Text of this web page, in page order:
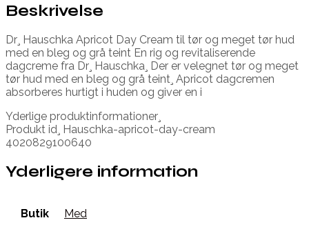
Beskrivelse
Dr¸ Hauschka Apricot Day Cream til tør og meget tør hud
med en bleg og grå teint En rig og revitaliserende
dagcreme fra Dr¸ Hauschka¸ Der er velegnet tør og meget
tør hud med en bleg og grå teint¸ Apricot dagcremen
absorberes hurtigt i huden og giver en i
Yderlige produktinformationer¸
Produkt id¸ Hauschka-apricot-day-cream
4020829100640
Yderligere information
Butik Med